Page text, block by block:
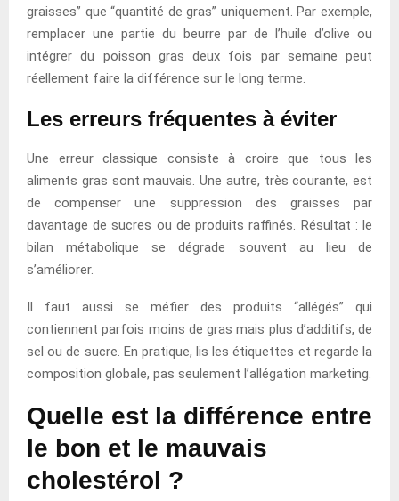
graisses” que “quantité de gras” uniquement. Par exemple,
remplacer une partie du beurre par de l’huile d’olive ou
intégrer du poisson gras deux fois par semaine peut
réellement faire la différence sur le long terme.
Les erreurs fréquentes à éviter
Une erreur classique consiste à croire que tous les
aliments gras sont mauvais. Une autre, très courante, est
de compenser une suppression des graisses par
davantage de sucres ou de produits raffinés. Résultat : le
bilan métabolique se dégrade souvent au lieu de
s’améliorer.
Il faut aussi se méfier des produits “allégés” qui
contiennent parfois moins de gras mais plus d’additifs, de
sel ou de sucre. En pratique, lis les étiquettes et regarde la
composition globale, pas seulement l’allégation marketing.
Quelle est la différence entre
le bon et le mauvais
cholestérol ?